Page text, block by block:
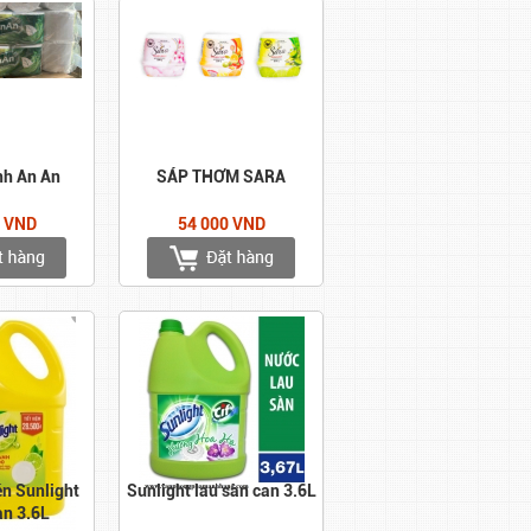
An An SÁP THƠM SARA
54 000 VND
Sunlight
3.6L
Sunlight lau sàn can 3.6L